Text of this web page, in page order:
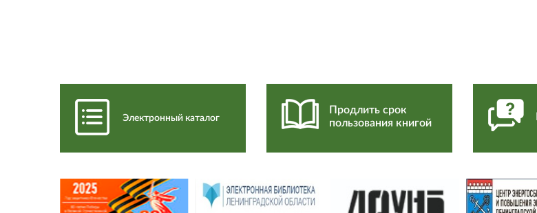
Электронный каталог
Продлить срок
пользования книгой